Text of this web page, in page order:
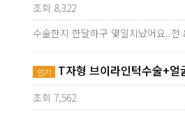
조회 8,322
수술한지 한달하구 몇일지났어요..
인기 T자형 브이라인턱수술+얼
조회 7,562